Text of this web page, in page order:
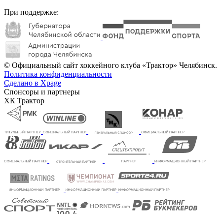
При поддержке:
© Официальный сайт хоккейного клуба «Трактор» Челябинск.
Политика конфиденциальности
Сделано в Xpage
Спонсоры и партнеры
ХК Трактор